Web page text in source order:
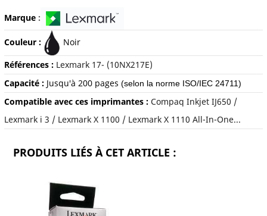
Marque:
Couleur : Noir
Références : Lexmark 17- (10NX217E)
Capacité : Jusqu'à 200 pages (selon la norme ISO/IEC 24711)
Compatible avec ces imprimantes : Compaq Inkjet IJ650 /
Lexmark i 3 / Lexmark X 1100 / Lexmark X 1110 All-In-One...
PRODUITS LIÉS À CET ARTICLE :